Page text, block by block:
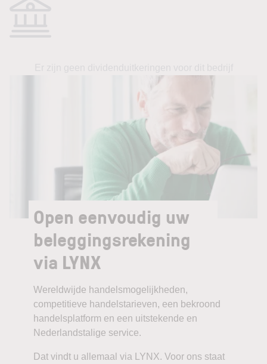
Open eenvoudig uw
beleggingsrekening
via LYNX
Wereldwijde handelsmogelijkheden,
competitieve handelstarieven, een bekroond
handelsplatform en een uitstekende en
Nederlandstalige service.
Dat vindt u allemaal via LYNX. Voor ons staat